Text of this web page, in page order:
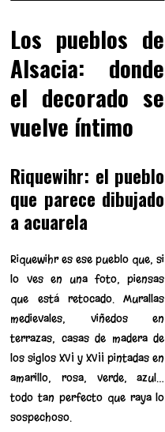
Los pueblos de
Alsacia: donde
el decorado se
vuelve íntimo
Riquewihr: el pueblo
que parece dibujado
a acuarela
Riquewihr es ese pueblo que, si
lo ves en una foto, piensas
que está retocado. Murallas
medievales, viñedos en
terrazas, casas de madera de
los siglos XVI y XVII pintadas en
amarillo, rosa, verde, azul…
todo tan perfecto que raya lo
sospechoso.